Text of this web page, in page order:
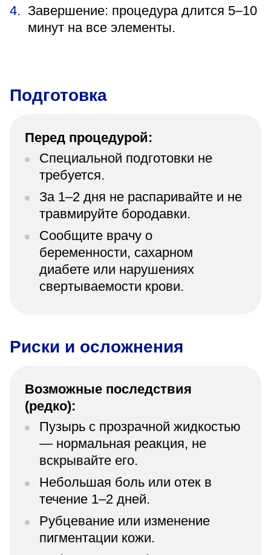
Завершение: процедура длится 5–10
минут на все элементы.
Подготовка
Перед процедурой:
Специальной подготовки не
требуется.
За 1–2 дня не распаривайте и не
травмируйте бородавки.
Сообщите врачу о
беременности, сахарном
диабете или нарушениях
свертываемости крови.
Риски и осложнения
Возможные последствия
(редко):
Пузырь с прозрачной жидкостью
— нормальная реакция, не
вскрывайте его.
Небольшая боль или отек в
течение 1–2 дней.
Рубцевание или изменение
пигментации кожи.